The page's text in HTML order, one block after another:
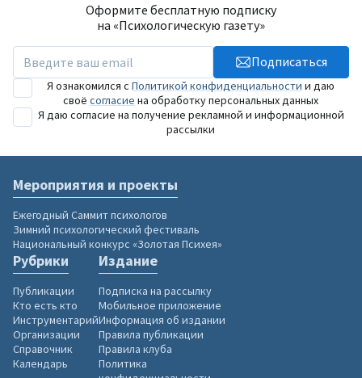
Оформите бесплатную подписку
на «Психологическую газету»
Подписаться
Я ознакомился с Политикой конфиденциальности и даю
своё согласие на обработку персональных данных
Я даю согласие на получение рекламной и информационной
рассылки
Мероприятия и проекты
Ежегодный Саммит психологов
Зимний психологический фестиваль
Национальный конкурс «Золотая Психея»
Рубрики
Публикации
Кто есть кто
Инструментарий
Организации
Справочник
Календарь
Издание
Подписка на рассылку
Мобильное приложение
Информация об издании
Правила публикации
Правила клуба
Политика